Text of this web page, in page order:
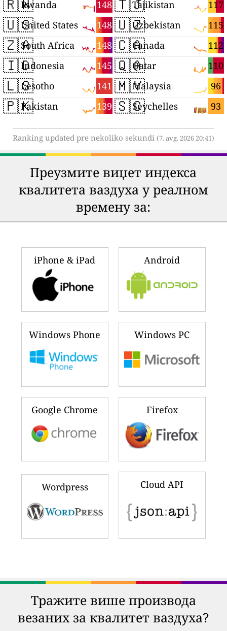
🇷🇼 148
Rwanda
🇺🇸 148
United States
🇿🇦 148
South Africa
🇮🇩 145
Indonesia
🇱🇸 141
Lesotho
🇵🇰 139
Pakistan
🇹🇯 117
Tajikistan
🇺🇿 115
Uzbekistan
🇨🇦 112
Canada
🇶🇦 110
Qatar
🇲🇾 96
Malaysia
🇸🇨 93
Seychelles
Ranking updated pre nekoliko sekundi (7. avg. 2026 20:41)
Преузмите виџет индекса
квалитета ваздуха у реалном
времену за:
iPhone & iPad Android
Windows Phone Windows PC
Google Chrome Firefox
Wordpress Cloud API
Тражите више производа
везаних за квалитет ваздуха?